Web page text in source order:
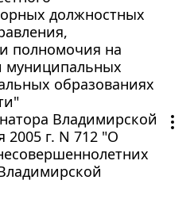
должностных
полномочия на
муниципальных
образованиях
Владимирской
2005 г. N 712 "О